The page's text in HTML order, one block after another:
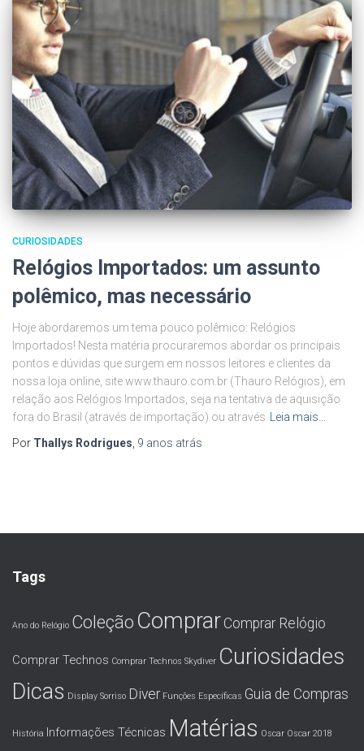
CURIOSIDADES
Relógios Importados: um assunto
polêmico, mas necessário
Hoje abordaremos um tema pouco polêmico: Relógios
Importados! Nesta matéria procuraremos abordar os principais
pontos e dúvidas que surgem em nossos leitores e clientes da
nossa loja online, site www.thauro.com.br (Thauro Relógios), em
relação aos Relógios Importados, seja na tentativa de aquisição
fora do Brasil (através de importação) ou através Leia mais…
Por Thallys Rodrigues, 9 anos atrás
Tags
Ano do Relógio Coleção Comprar Comprar Relógio
Comprar Technos Comprar Technos Skydiver Curiosidades
Dicas Display Sorriso Diver Funções Específicas Guia de Compras
História Informações Técnicas Matérias Oscar Oscar 2018